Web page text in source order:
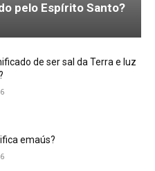
pelo Espírito Santo?
de ser sal da Terra e luz
emaús?